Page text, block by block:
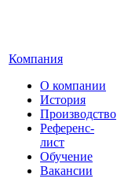
Компания
О компании
История
Производство
Референс-
лист
Обучение
Вакансии